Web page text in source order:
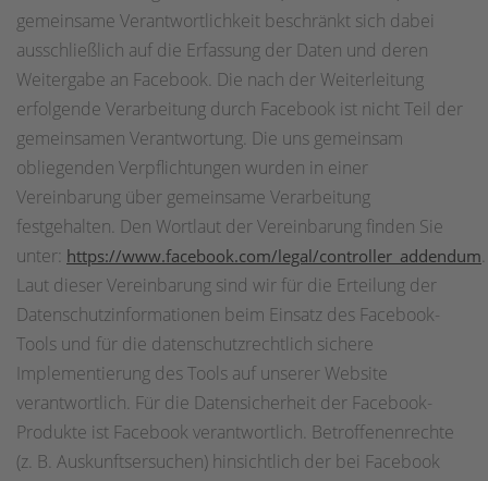
gemeinsame Verantwortlichkeit beschränkt sich dabei
ausschließlich auf die Erfassung der Daten und deren
Weitergabe an Facebook. Die nach der Weiterleitung
erfolgende Verarbeitung durch Facebook ist nicht Teil der
gemeinsamen Verantwortung. Die uns gemeinsam
obliegenden Verpflichtungen wurden in einer
Vereinbarung über gemeinsame Verarbeitung
festgehalten. Den Wortlaut der Vereinbarung finden Sie
unter: https://www.facebook.com/legal/controller_addendum.
Laut dieser Vereinbarung sind wir für die Erteilung der
Datenschutzinformationen beim Einsatz des Facebook-
Tools und für die datenschutzrechtlich sichere
Implementierung des Tools auf unserer Website
verantwortlich. Für die Datensicherheit der Facebook-
Produkte ist Facebook verantwortlich. Betroffenenrechte
(z. B. Auskunftsersuchen) hinsichtlich der bei Facebook